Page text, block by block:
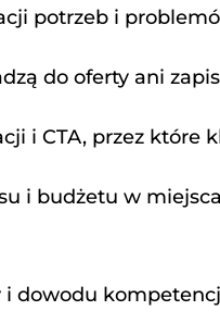
potrzeb i
do oferty ani
i CTA, przez które
i budżetu w
i dowodu